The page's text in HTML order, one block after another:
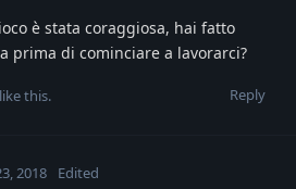
è stata coraggiosa, hai fatto
prima di cominciare a lavorarci?
Reply
like this.
2018 Edited